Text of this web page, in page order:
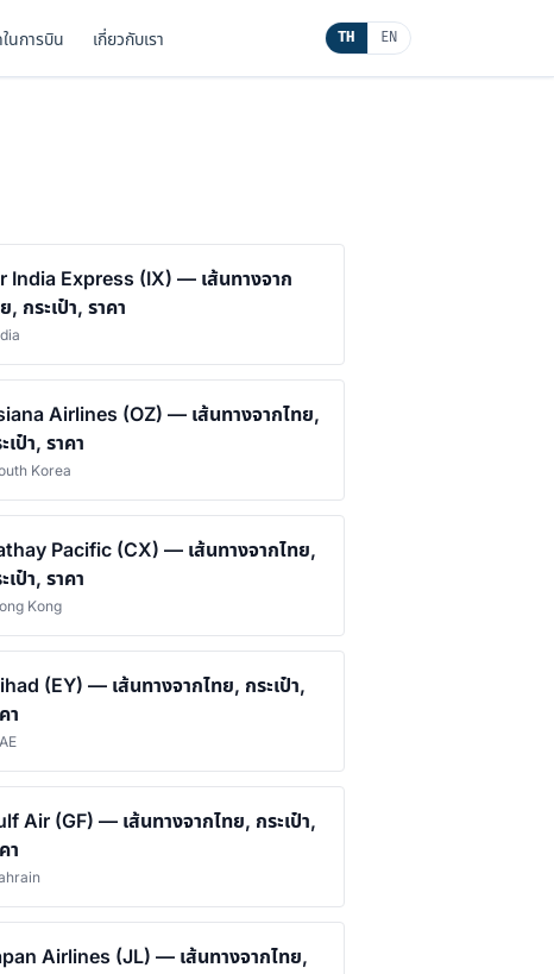
นการบิน เกี่ยวกับเรา TH EN
India Express (IX) — เส้นทางจาก
, กระเป๋า, ราคา
Airlines (OZ) — เส้นทางจากไทย,
เป๋า, ราคา
Korea
Pacific (CX) — เส้นทางจากไทย,
เป๋า, ราคา
Kong
(EY) — เส้นทางจากไทย, กระเป๋า,
า
Air (GF) — เส้นทางจากไทย, กระเป๋า,
า
Airlines (JL) — เส้นทางจากไทย,